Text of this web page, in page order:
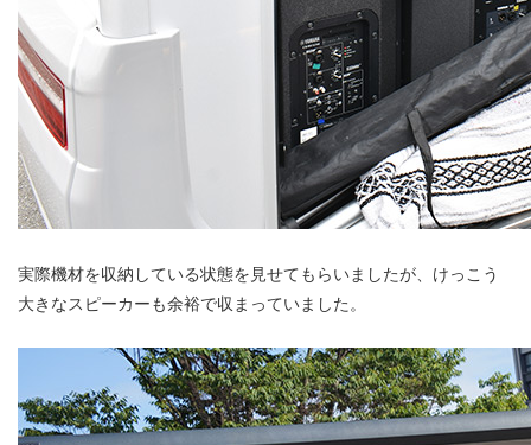
実際機材を収納している状態を見せてもらいましたが、けっこう
大きなスピーカーも余裕で収まっていました。